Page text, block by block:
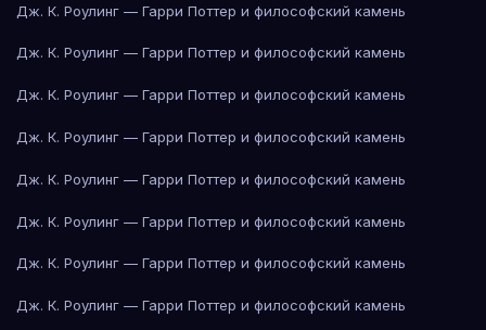
Дж. К. Роулинг — Гарри Поттер и философский камень
Дж. К. Роулинг — Гарри Поттер и философский камень
Дж. К. Роулинг — Гарри Поттер и философский камень
Дж. К. Роулинг — Гарри Поттер и философский камень
Дж. К. Роулинг — Гарри Поттер и философский камень
Дж. К. Роулинг — Гарри Поттер и философский камень
Дж. К. Роулинг — Гарри Поттер и философский камень
Дж. К. Роулинг — Гарри Поттер и философский камень